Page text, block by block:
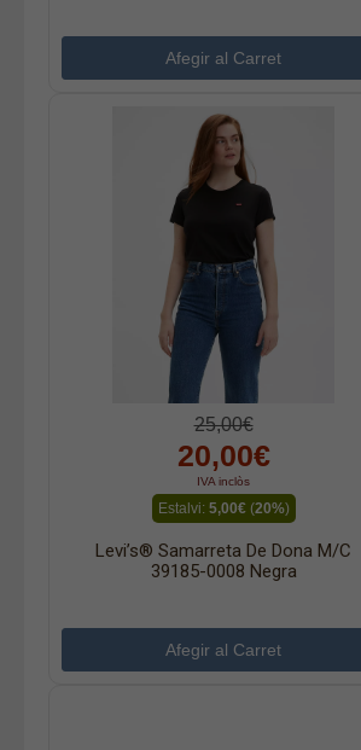
25,00€
20,00€
IVA inclòs
Estalvi: 5,00€(20%)
Levi’s® Samarreta De Dona M/c
39185-0008 Negra